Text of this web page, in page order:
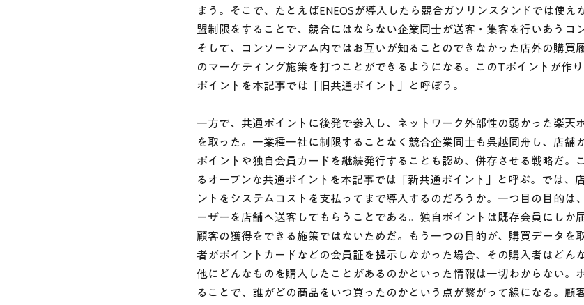
まう。そこで、たとえばENEOSが導入したら競合ガソリンスタンドでは使え
盟制限をすることで、競合にはならない企業同士が送客・集客を行いあうコ
そして、コンソーシアム内ではお互いが知ることのできなかった店外の購買
のマーケティング施策を打つことができるようになる。このTポイントが作
ポイントを本記事では「旧共通ポイント」と呼ぼう。
一方で、共通ポイントに後発で参入し、ネットワーク外部性の弱かった楽天
を取った。一業種一社に制限することなく競合企業同士も呉越同舟し、店舗
ポイントや独自会員カードを継続発行することも認め、併存させる戦略だ。
るオープンな共通ポイントを本記事では「新共通ポイント」と呼ぶ。では、
ントをシステムコストを支払ってまで導入するのだろうか。一つ目の目的は
ーザーを店舗へ送客してもらうことである。独自ポイントは既存会員にしか
顧客の獲得をできる施策ではないためだ。もう一つの目的が、購買データを
者がポイントカードなどの会員証を提示しなかった場合、その購入者はどん
他にどんなものを購入したことがあるのかといった情報は一切わからない。
ることで、誰がどの商品をいつ買ったのかという点が繋がって線になる。顧